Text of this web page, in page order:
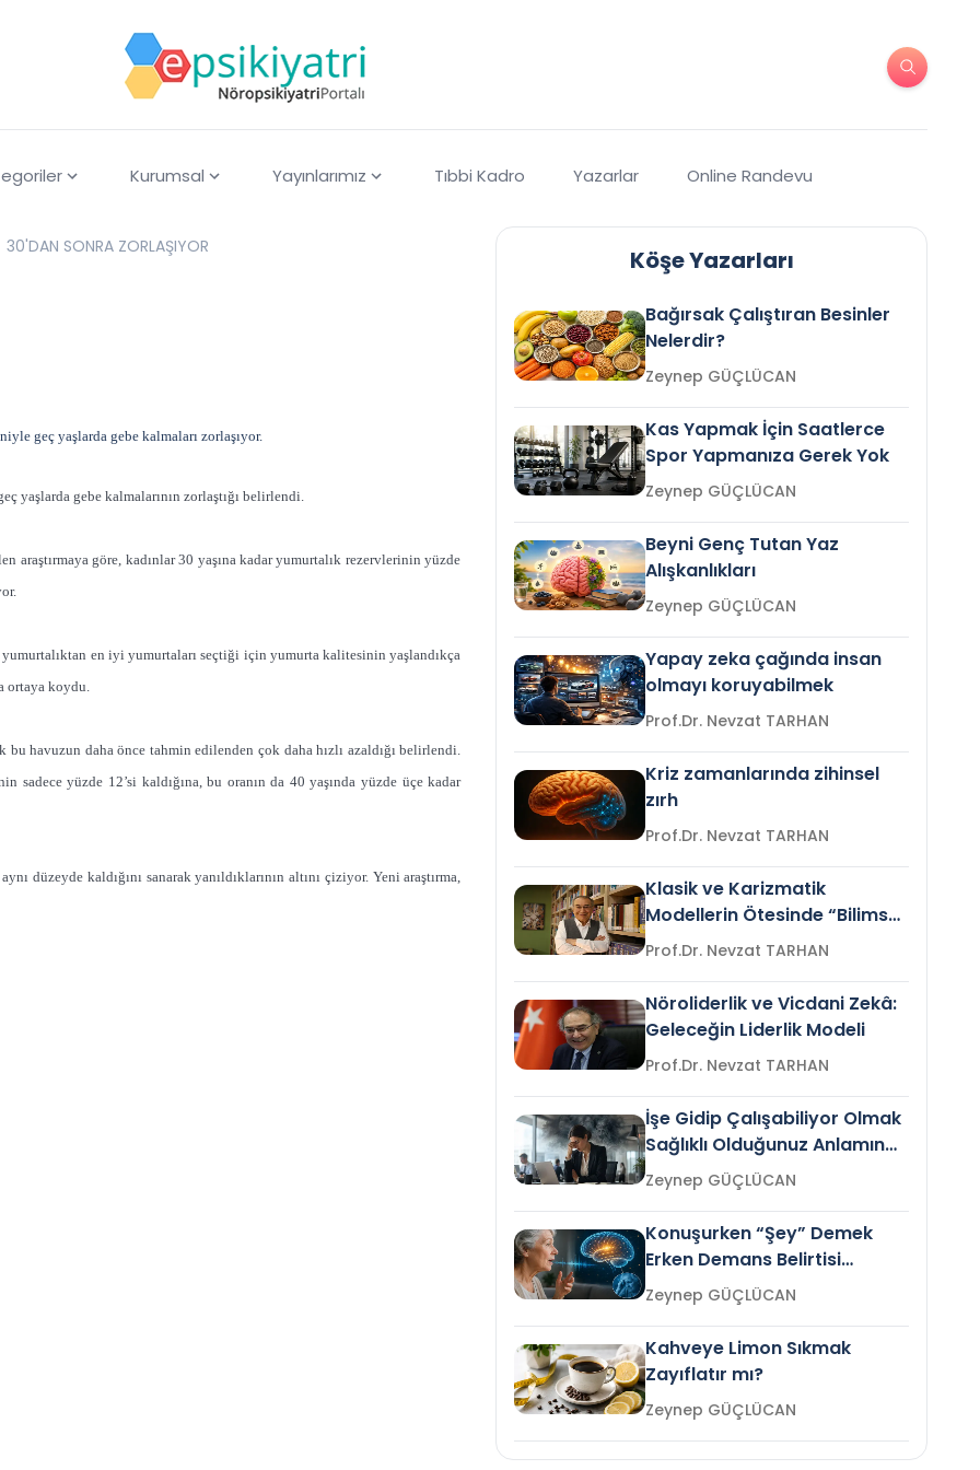
Kurumsal Yayınlarımız Tıbbi Kadro Yazarlar Online Randevu
30'DAN SONRA ZORLAŞIYOR
geç yaşlarda gebe kalmaları zorlaşıyor.
yaşlarda gebe kalmalarının zorlaştığı belirlendi.
göre, kadınlar 30 yaşına kadar yumurtalık rezervlerinin yüzde
en iyi yumurtaları seçtiği için yumurta kalitesinin yaşlandıkça
ortaya koydu.
havuzun daha önce tahmin edilenden çok daha hızlı azaldığı belirlendi.
yüzde 12’si kaldığına, bu oranın da 40 yaşında yüzde üçe kadar
düzeyde kaldığını sanarak yanıldıklarının altını çiziyor. Yeni araştırma,
Köşe Yazarları
Bağırsak Çalıştıran Besinler
Nelerdir?
Zeynep GÜÇLÜCAN
Kas Yapmak İçin Saatlerce
Spor Yapmanıza Gerek Yok
Zeynep GÜÇLÜCAN
Beyni Genç Tutan Yaz
Alışkanlıkları
Zeynep GÜÇLÜCAN
Yapay zeka çağında insan
olmayı koruyabilmek
Prof.Dr. Nevzat TARHAN
Kriz zamanlarında zihinsel
zırh
Prof.Dr. Nevzat TARHAN
Klasik ve Karizmatik
Modellerin Ötesinde “Bilimsel
Liderlik”
Prof.Dr. Nevzat TARHAN
Nöroliderlik ve Vicdani Zekâ:
Geleceğin Liderlik Modeli
Prof.Dr. Nevzat TARHAN
İşe Gidip Çalışabiliyor Olmak
Sağlıklı Olduğunuz Anlamına
Gelir mi?Zeynep GÜÇLÜCAN
Konuşurken “Şey” Demek
Erken Demans Belirtisi
Olabilir mi?Zeynep GÜÇLÜCAN
Kahveye Limon Sıkmak
Zayıflatır mı?
Zeynep GÜÇLÜCAN